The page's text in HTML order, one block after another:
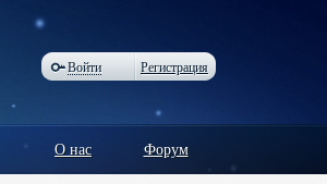
Войти Регистрация
О нас Форум